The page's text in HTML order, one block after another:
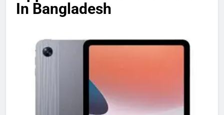
In Bangladesh